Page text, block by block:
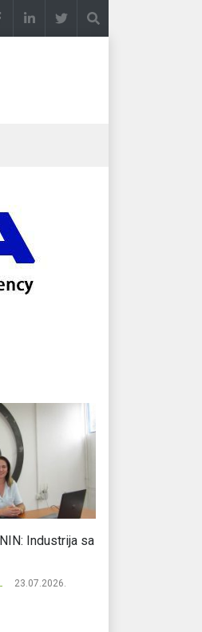
DRAGAN OSTOJIĆ: Moj karakter je
Industrija sa
23.07.2026.